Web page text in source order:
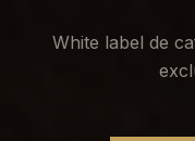
White label de